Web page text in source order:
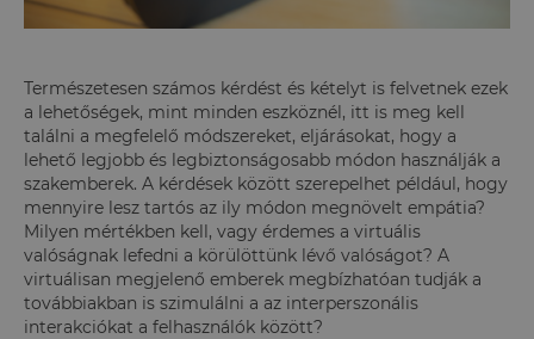
Természetesen számos kérdést és kételyt is felvetnek ezek
a lehetőségek, mint minden eszköznél, itt is meg kell
találni a megfelelő módszereket, eljárásokat, hogy a
lehető legjobb és legbiztonságosabb módon használják a
szakemberek. A kérdések között szerepelhet például, hogy
mennyire lesz tartós az ily módon megnövelt empátia?
Milyen mértékben kell, vagy érdemes a virtuális
valóságnak lefedni a körülöttünk lévő valóságot? A
virtuálisan megjelenő emberek megbízhatóan tudják a
továbbiakban is szimulálni a az interperszonális
interakciókat a felhasználók között?